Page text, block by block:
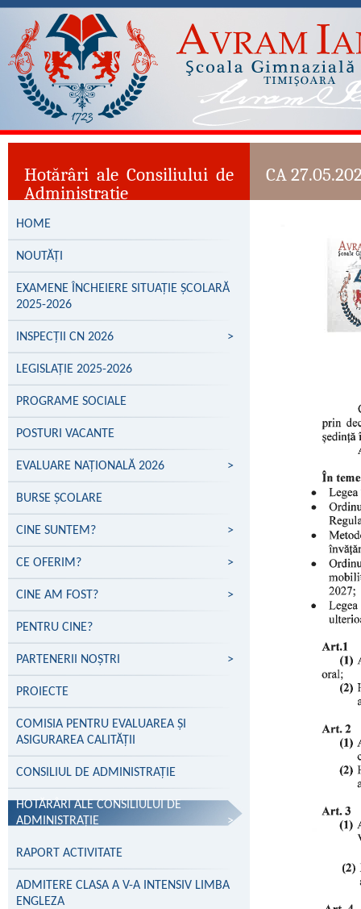
Hotărâri ale Consiliului de
Administrație
CA
HOME
NOUTĂȚI
EXAMENE ÎNCHEIERE SITUAȚIE ȘCOLARĂ
2025-2026
INSPECȚII CN 2026 >
LEGISLAȚIE 2025-2026
PROGRAME SOCIALE
POSTURI VACANTE
EVALUARE NAŢIONALĂ 2026 >
BURSE ȘCOLARE
CINE SUNTEM? >
CE OFERIM? >
CINE AM FOST? >
PENTRU CINE?
PARTENERII NOŞTRI >
PROIECTE
COMISIA PENTRU EVALUAREA ȘI
ASIGURAREA CALITĂȚII
CONSILIUL DE ADMINISTRAȚIE
HOTĂRÂRI ALE CONSILIULUI DE
ADMINISTRAȚIE
>
RAPORT ACTIVITATE
ADMITERE CLASA A V-A INTENSIV LIMBA
ENGLEZA